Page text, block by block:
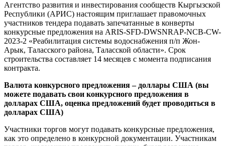
Агентство развития и инвестирования сообществ Кыргызской
Республики (АРИС) настоящим приглашает правомочных
участников тендера подавать запечатанные в конверты
конкурсные предложения на ARIS-SFD-DWSNRAP-NCB-СW-
2023-2 «Реабилитация системы водоснабжения п/п Жон-
Арык, Таласского района, Таласской области». Срок
строительства составляет 14 месяцев с момента подписания
контракта.
Валюта конкурсного предложения – доллары США (вы
можете подавать свои конкурсного предложения в
долларах США, оценка предложений будет проводиться в
долларах США)
Участники торгов могут подавать конкурсные предложения,
как это определено в конкурсной документации. Участникам